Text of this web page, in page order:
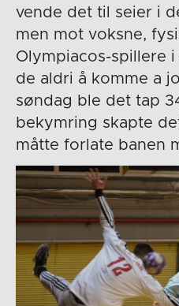
vende det til seier i
men mot voksne,
Olympiacos-spillere
de aldri å komme a
søndag ble det tap
bekymring skapte
måtte forlate banen